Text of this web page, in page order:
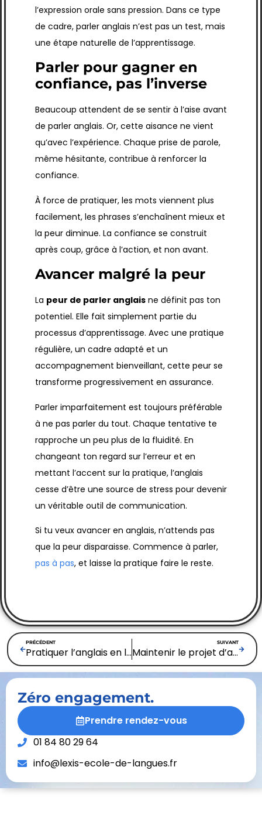
l’expression orale sans pression. Dans ce type
de cadre, parler anglais n’est pas un test, mais
une étape naturelle de l’apprentissage.
Parler pour gagner en
confiance, pas l’inverse
Beaucoup attendent de se sentir à l’aise avant
de parler anglais. Or, cette aisance ne vient
qu’avec l’expérience. Chaque prise de parole,
même hésitante, contribue à renforcer la
confiance.
À force de pratiquer, les mots viennent plus
facilement, les phrases s’enchaînent mieux et
la peur diminue. La confiance se construit
après coup, grâce à l’action, et non avant.
Avancer malgré la peur
La peur de parler anglais ne définit pas ton
potentiel. Elle fait simplement partie du
processus d’apprentissage. Avec une pratique
régulière, un cadre adapté et un
accompagnement bienveillant, cette peur se
transforme progressivement en assurance.
Parler imparfaitement est toujours préférable
à ne pas parler du tout. Chaque tentative te
rapproche un peu plus de la fluidité. En
changeant ton regard sur l’erreur et en
mettant l’accent sur la pratique, l’anglais
cesse d’être une source de stress pour devenir
un véritable outil de communication.
Si tu veux avancer en anglais, n’attends pas
que la peur disparaisse. Commence à parler,
pas à pas, et laisse la pratique faire le reste.
PRÉCÉDENT
Pratiquer l’anglais en ligne gratuitement : la meilleure façon de progresser vraiment
SUIVANT
Maintenir le projet d’apprendre l’anglais: transformer ta motivation en une habitude durable
Zéro engagement.
Prendre rendez-vous
01 84 80 29 64
info@lexis-ecole-de-langues.fr